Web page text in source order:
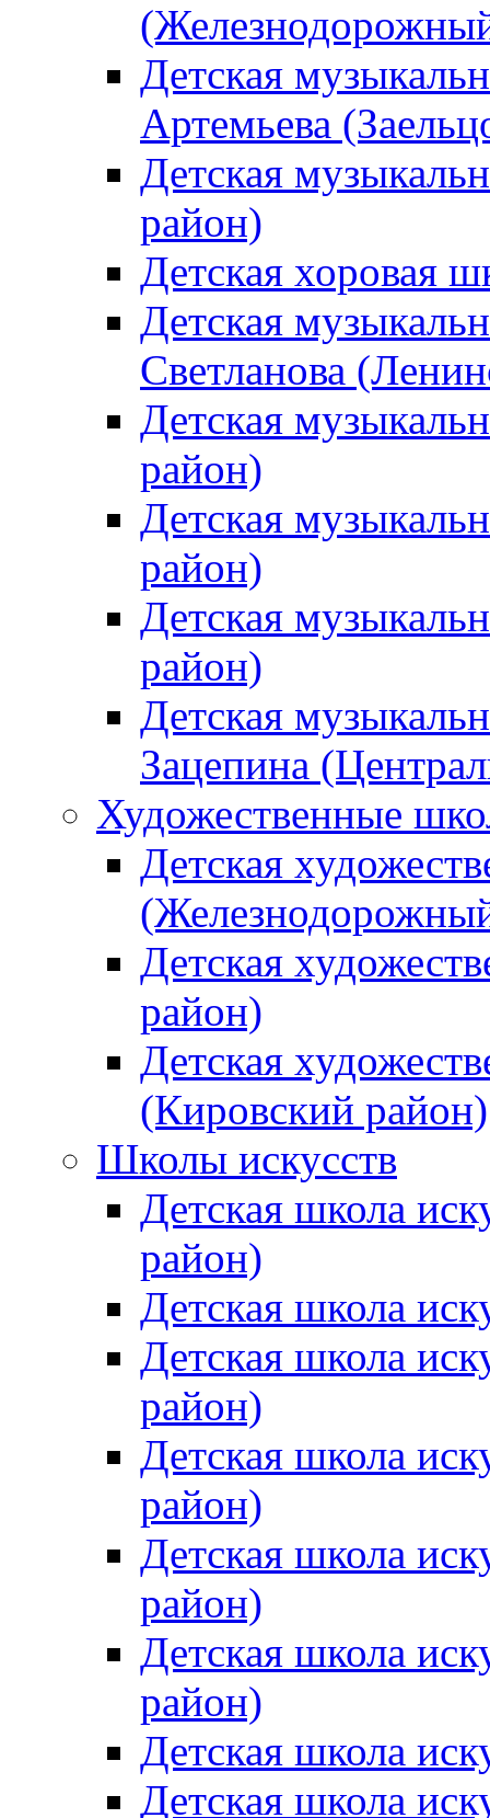
Детская
Артемьева
Детская
район)
Детская хоровая
Детская
Светланова
Детская
район)
Детская
район)
Детская
район)
Детская
Зацепина
Художественные
Детская
Детская
район)
Детская
(Кировский район)
Школы искусств
Детская школа
район)
Детская школа
Детская школа
район)
Детская школа
район)
Детская школа
район)
Детская школа
район)
Детская школа
Детская школа